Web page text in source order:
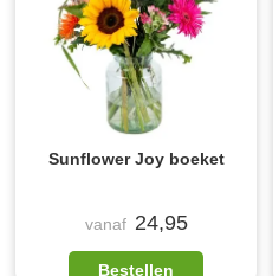
Sunflower Joy boeket
vanaf 24,95
Bestellen